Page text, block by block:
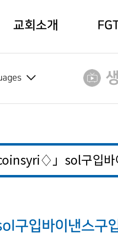
교회소개
구입바이낸스구